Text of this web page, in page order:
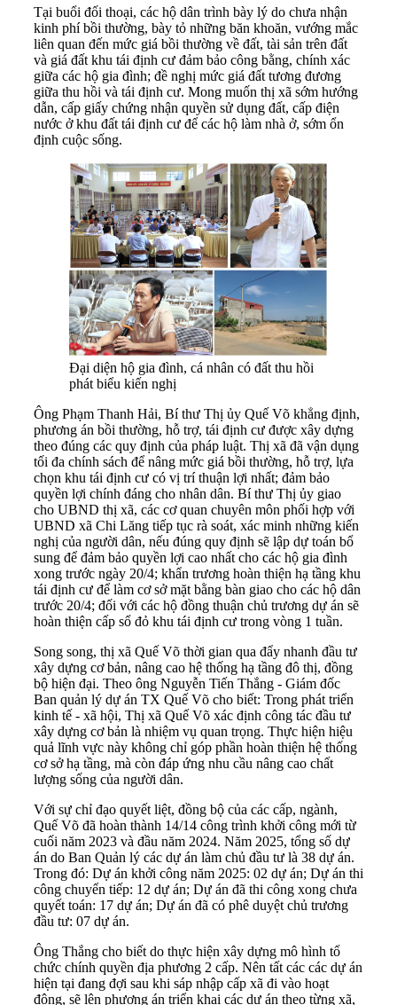
Tại buổi đối thoại, các hộ dân trình bày lý do chưa nhận
kinh phí bồi thường, bày tỏ những băn khoăn, vướng mắc
liên quan đến mức giá bồi thường về đất, tài sản trên đất
và giá đất khu tái định cư đảm bảo công bằng, chính xác
giữa các hộ gia đình; đề nghị mức giá đất tương đương
giữa thu hồi và tái định cư. Mong muốn thị xã sớm hướng
dẫn, cấp giấy chứng nhận quyền sử dụng đất, cấp điện
nước ở khu đất tái định cư để các hộ làm nhà ở, sớm ổn
định cuộc sống.
Đại diện hộ gia đình, cá nhân có đất thu hồi
phát biểu kiến nghị
Ông Phạm Thanh Hải, Bí thư Thị ủy Quế Võ khẳng định,
phương án bồi thường, hỗ trợ, tái định cư được xây dựng
theo đúng các quy định của pháp luật. Thị xã đã vận dụng
tối đa chính sách để nâng mức giá bồi thường, hỗ trợ, lựa
chọn khu tái định cư có vị trí thuận lợi nhất; đảm bảo
quyền lợi chính đáng cho nhân dân. Bí thư Thị ủy giao
cho UBND thị xã, các cơ quan chuyên môn phối hợp với
UBND xã Chi Lăng tiếp tục rà soát, xác minh những kiến
nghị của người dân, nếu đúng quy định sẽ lập dự toán bổ
sung để đảm bảo quyền lợi cao nhất cho các hộ gia đình
xong trước ngày 20/4; khẩn trương hoàn thiện hạ tầng khu
tái định cư để làm cơ sở mặt bằng bàn giao cho các hộ dân
trước 20/4; đối với các hộ đồng thuận chủ trương dự án sẽ
hoàn thiện cấp sổ đỏ khu tái định cư trong vòng 1 tuần.
Song song, thị xã Quế Võ thời gian qua đẩy nhanh đầu tư
xây dựng cơ bản, nâng cao hệ thống hạ tầng đô thị, đồng
bộ hiện đại. Theo ông Nguyễn Tiến Thắng - Giám đốc
Ban quản lý dự án TX Quế Võ cho biết: Trong phát triển
kinh tế - xã hội, Thị xã Quế Võ xác định công tác đầu tư
xây dựng cơ bản là nhiệm vụ quan trọng. Thực hiện hiệu
quả lĩnh vực này không chỉ góp phần hoàn thiện hệ thống
cơ sở hạ tầng, mà còn đáp ứng nhu cầu nâng cao chất
lượng sống của người dân.
Với sự chỉ đạo quyết liệt, đồng bộ của các cấp, ngành,
Quế Võ đã hoàn thành 14/14 công trình khởi công mới từ
cuối năm 2023 và đầu năm 2024. Năm 2025, tổng số dự
án do Ban Quản lý các dự án làm chủ đầu tư là 38 dự án.
Trong đó: Dự án khởi công năm 2025: 02 dự án; Dự án thi
công chuyển tiếp: 12 dự án; Dự án đã thi công xong chưa
quyết toán: 17 dự án; Dự án đã có phê duyệt chủ trương
đầu tư: 07 dự án.
Ông Thắng cho biết do thực hiện xây dựng mô hình tổ
chức chính quyền địa phương 2 cấp. Nên tất các các dự án
hiện tại đang đợi sau khi sáp nhập cấp xã đi vào hoạt
động, sẽ lên phương án triển khai các dự án theo từng xã,